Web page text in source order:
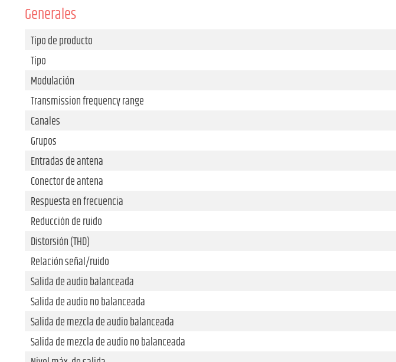
Generales
Tipo de producto
Tipo
Modulación
Transmission frequency range
Canales
Grupos
Entradas de antena
Conector de antena
Respuesta en frecuencia
Reducción de ruido
Distorsión (THD)
Relación señal/ruido
Salida de audio balanceada
Salida de audio no balanceada
Salida de mezcla de audio balanceada
Salida de mezcla de audio no balanceada